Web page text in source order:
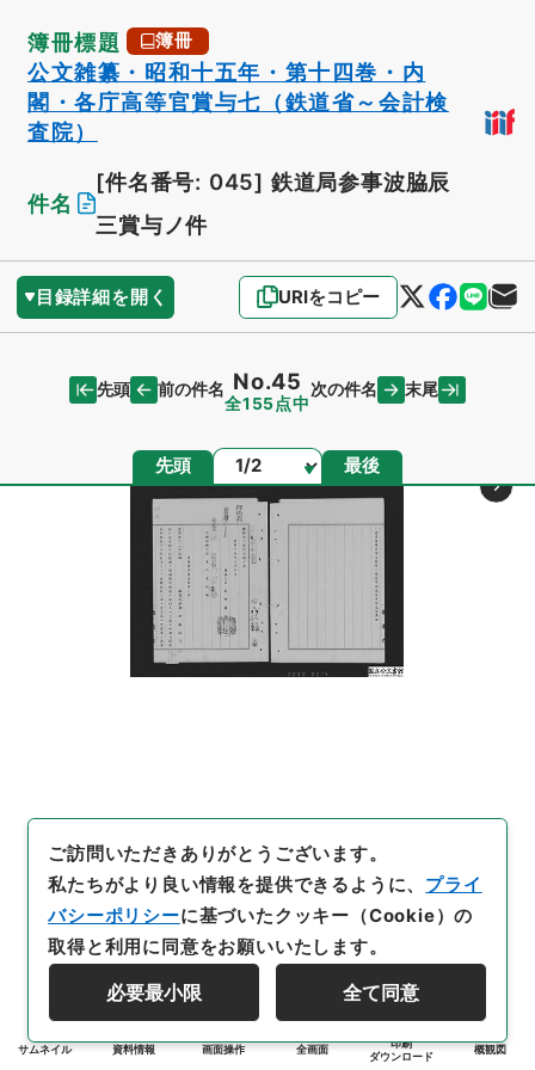
簿冊標題 簿冊
公文雑纂・昭和十五年・第十四巻・内
閣・各庁高等官賞与七（鉄道省～会計検
査院）
件名
[件名番号: 045] 鉄道局参事波脇辰
三賞与ノ件
目録詳細を開く URIをコピー
先頭 前の件名 No.45
全155点中
次の件名 末尾
先頭 ページ 最後
サムネイル 資料情報 画面操作 全画面
印刷
ダウンロード
概観図
ご訪問いただきありがとうございます。
私たちがより良い情報を提供できるように、 プライ
バシーポリシーに基づいたクッキー（Cookie）の
取得と利用に同意をお願いいたします。
必要最小限 全て同意